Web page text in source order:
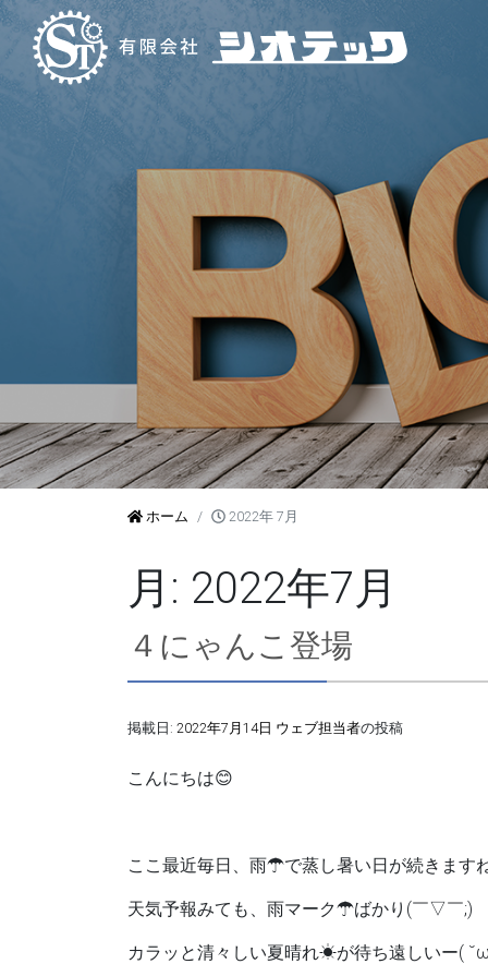
ホーム 2022年 7月
月: 2022年7月
４にゃんこ登場
掲載日: 2022年7月14日 ウェブ担当者の投稿
こんにちは😊
ここ最近毎日、雨☂で蒸し暑い日が続きます
天気予報みても、雨マーク☂ばかり(￣▽￣;)
カラッと清々しい夏晴れ☀が待ち遠しいー(